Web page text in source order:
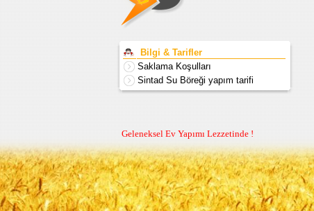
Bilgi & Tarifler
Saklama Koşulları
Sintad Su Böreği yapım tarifi
Geleneksel Ev Yapımı Lezzetinde !